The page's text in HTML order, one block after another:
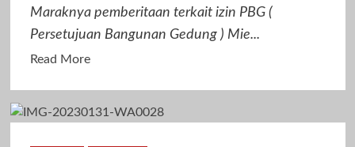
Swadaya
Maraknya pemberitaan terkait izin PBG (
Persetujuan Bangunan Gedung ) Mie...
Read MoreRead
Terkait